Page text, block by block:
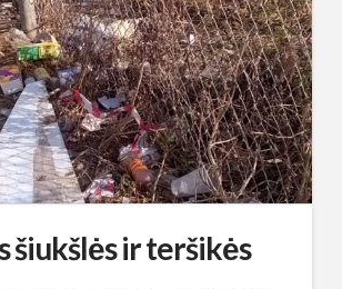
šiukšlės ir teršikės